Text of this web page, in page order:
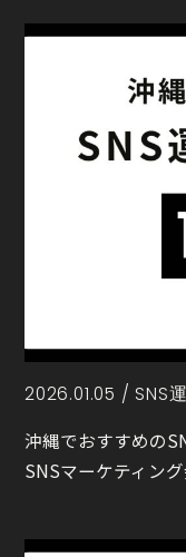
2026.01.05 / SNS
沖縄でおすすめの
SNSマーケティン